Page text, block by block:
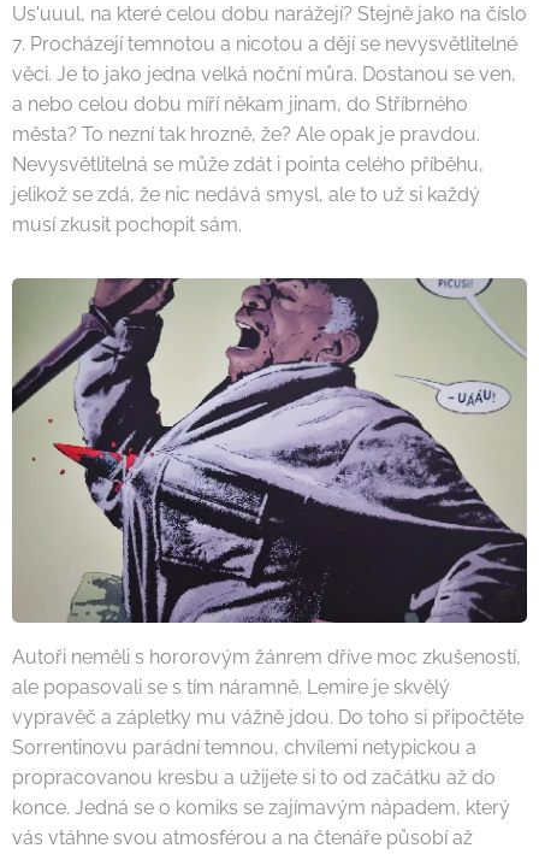
Us'uuul, na které celou dobu narážejí? Stejně jako na číslo
7. Procházejí temnotou a nicotou a dějí se nevysvětlitelné
věci. Je to jako jedna velká noční můra. Dostanou se ven,
a nebo celou dobu míří někam jinam, do Stříbrného
města? To nezní tak hrozně, že? Ale opak je pravdou.
Nevysvětlitelná se může zdát i pointa celého příběhu,
jelikož se zdá, že nic nedává smysl, ale to už si každý
musí zkusit pochopit sám.
Autoři neměli s hororovým žánrem dříve moc zkušeností,
ale popasovali se s tím náramně. Lemire je skvělý
vypravěč a zápletky mu vážně jdou. Do toho si připočtěte
Sorrentinovu parádní temnou, chvílemi netypickou a
propracovanou kresbu a užijete si to od začátku až do
konce. Jedná se o komiks se zajímavým nápadem, který
vás vtáhne svou atmosférou a na čtenáře působí až